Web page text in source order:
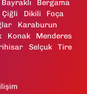
Bayraklı
Bergama
Çiğli Dikili
Foça
Karaburun
Konak
Menderes
Selçuk
Tire